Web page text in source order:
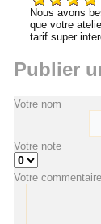
Nous avons
que votre
tarif super
Publier
Votre nom
Votre note
Votre commentaire